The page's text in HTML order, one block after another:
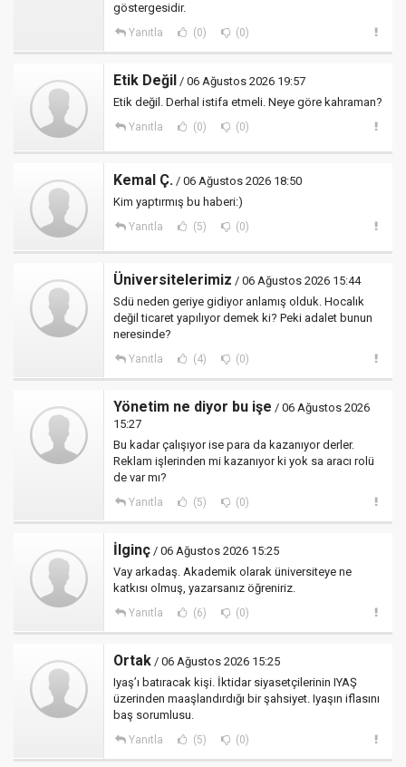
göstergesidir.
Yanıtla (0) (0)
Etik Değil / 06 Ağustos 2026 19:57
Etik değil. Derhal istifa etmeli. Neye göre kahraman?
Yanıtla (0) (0)
Kemal Ç. / 06 Ağustos 2026 18:50
Kim yaptırmış bu haberi:)
Yanıtla (5) (0)
Üniversitelerimiz / 06 Ağustos 2026 15:44
Sdü neden geriye gidiyor anlamış olduk. Hocalık
değil ticaret yapılıyor demek ki? Peki adalet bunun
neresinde?
Yanıtla (4) (0)
Yönetim ne diyor bu işe / 06 Ağustos 2026
15:27
Bu kadar çalışıyor ise para da kazanıyor derler.
Reklam işlerinden mi kazanıyor ki yok sa aracı rolü
de var mı?
Yanıtla (5) (0)
İlginç / 06 Ağustos 2026 15:25
Vay arkadaş. Akademik olarak üniversiteye ne
katkısı olmuş, yazarsanız öğreniriz.
Yanıtla (6) (0)
Ortak / 06 Ağustos 2026 15:25
Iyaş’ı batıracak kişi. İktidar siyasetçilerinin IYAŞ
üzerinden maaşlandırdığı bir şahsiyet. Iyaşın iflasını
baş sorumlusu.
Yanıtla (5) (0)